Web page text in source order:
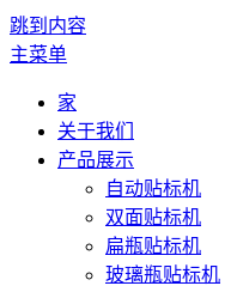
跳到内容
主菜单
家
关于我们
产品展示
自动贴标机
双面贴标机
扁瓶贴标机
玻璃瓶贴标机